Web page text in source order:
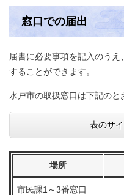
窓口での届出
届書に必要事項を記入のう
することができます。
水戸市の取扱窓口は下記のと
表のサ
場所
市民課1～3番窓口